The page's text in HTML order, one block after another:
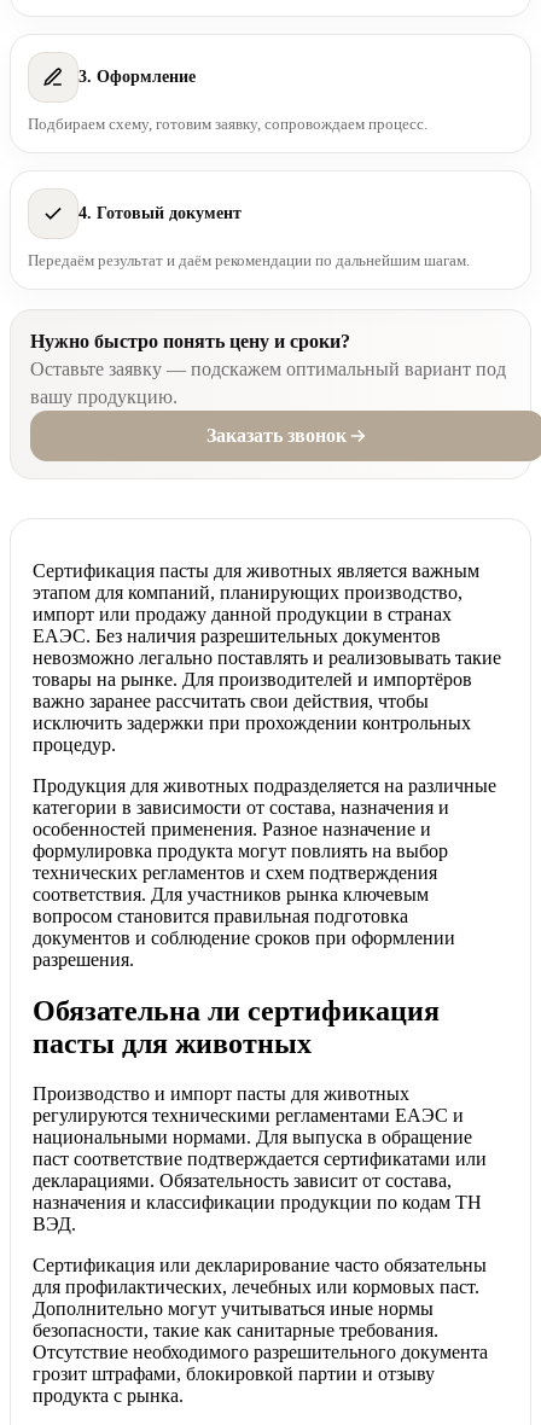
3. Оформление
Подбираем схему, готовим заявку, сопровождаем процесс.
4. Готовый документ
Передаём результат и даём рекомендации по дальнейшим шагам.
Нужно быстро понять цену и сроки?
Оставьте заявку — подскажем оптимальный вариант под
вашу продукцию.
Заказать звонок
Сертификация пасты для животных является важным
этапом для компаний, планирующих производство,
импорт или продажу данной продукции в странах
ЕАЭС. Без наличия разрешительных документов
невозможно легально поставлять и реализовывать такие
товары на рынке. Для производителей и импортёров
важно заранее рассчитать свои действия, чтобы
исключить задержки при прохождении контрольных
процедур.
Продукция для животных подразделяется на различные
категории в зависимости от состава, назначения и
особенностей применения. Разное назначение и
формулировка продукта могут повлиять на выбор
технических регламентов и схем подтверждения
соответствия. Для участников рынка ключевым
вопросом становится правильная подготовка
документов и соблюдение сроков при оформлении
разрешения.
Обязательна ли сертификация
пасты для животных
Производство и импорт пасты для животных
регулируются техническими регламентами ЕАЭС и
национальными нормами. Для выпуска в обращение
паст соответствие подтверждается сертификатами или
декларациями. Обязательность зависит от состава,
назначения и классификации продукции по кодам ТН
ВЭД.
Сертификация или декларирование часто обязательны
для профилактических, лечебных или кормовых паст.
Дополнительно могут учитываться иные нормы
безопасности, такие как санитарные требования.
Отсутствие необходимого разрешительного документа
грозит штрафами, блокировкой партии и отзыву
продукта с рынка.